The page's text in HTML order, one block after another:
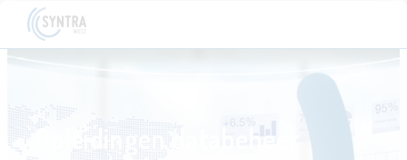
Opleidingen databeheer